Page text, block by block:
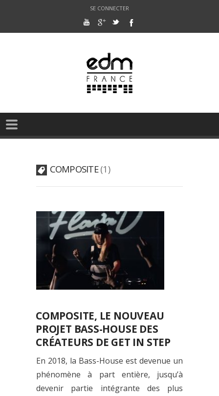
SE CONNECTER
COMPOSITE 1
COMPOSITE, LE NOUVEAU
PROJET BASS-HOUSE DES
CRÉATEURS DE GET IN STEP
En 2018, la Bass-House est devenue un
phénomène à part entière, jusqu’à
devenir partie intégrante des plus